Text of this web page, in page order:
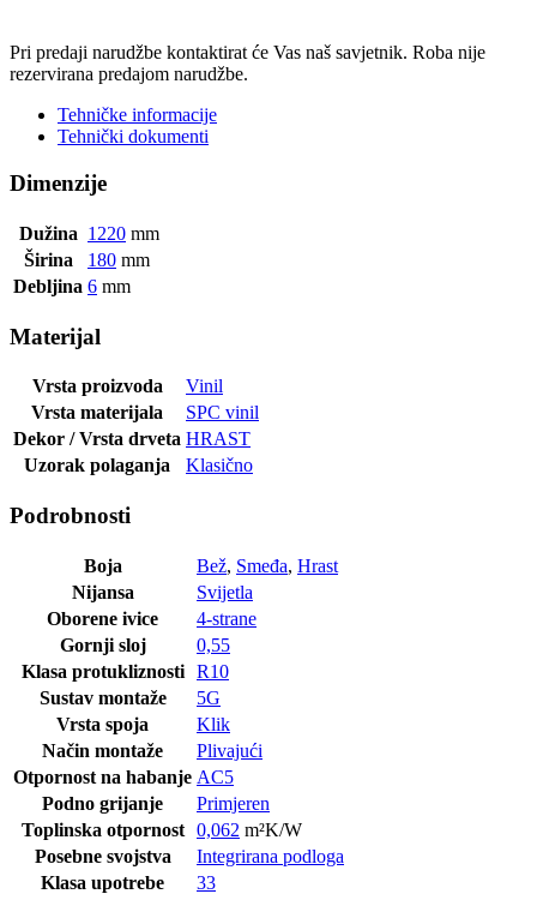
Pri predaji narudžbe kontaktirat će Vas naš savjetnik. Roba nije
rezervirana predajom narudžbe.
Tehničke informacije
Tehnički dokumenti
Dimenzije
Dužina 1220 mm
Širina
180 mm
Debljina 6 mm
Materijal
Vrsta proizvoda
Vinil
Vrsta materijala
SPC vinil
Dekor / Vrsta drveta HRAST
Uzorak polaganja
Klasično
Podrobnosti
Boja Bež, Smeđa, Hrast
Nijansa
Svijetla
Oborene ivice
4-strane
Gornji sloj
0,55
Klasa protukliznosti
R10
Sustav montaže
5G
Vrsta spoja
Klik
Način montaže
Plivajući
Otpornost na habanje AC5
Podno grijanje
Primjeren
Toplinska otpornost
0,062 m²K/W
Posebne svojstva
Integrirana podloga
Klasa upotrebe
33